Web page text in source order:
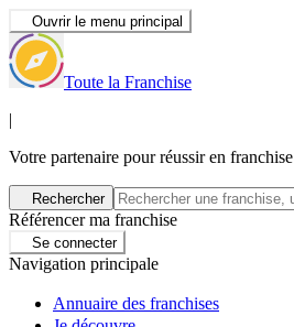
Ouvrir le menu principal
Toute la Franchise
|
Votre partenaire pour réussir en franchise
Rechercher
Référencer ma franchise
Se connecter
Navigation principale
Annuaire des franchises